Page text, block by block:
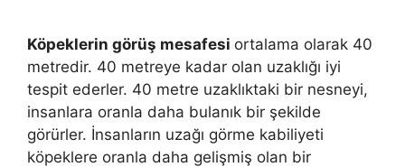
Köpeklerin görüş mesafesi ortalama olarak 40
metredir. 40 metreye kadar olan uzaklığı iyi
tespit ederler. 40 metre uzaklıktaki bir nesneyi,
insanlara oranla daha bulanık bir şekilde
görürler. İnsanların uzağı görme kabiliyeti
köpeklere oranla daha gelişmiş olan bir